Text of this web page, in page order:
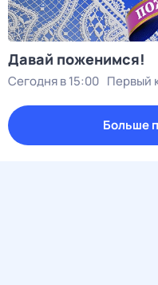
Давай поженимся!
Сегодня в 15:00 Первый
Больше